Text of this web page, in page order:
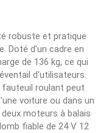
robuste et pratique
Doté d'un cadre en
de 136 kg, ce qui
d'utilisateurs.
fauteuil roulant peut
voiture ou dans un
moteurs à balais
fiable de 24 V 12